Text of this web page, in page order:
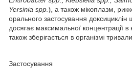
Yersinia spp. ), а також мікоплазм,
орального застосування доксициклін
досягає максимальної концентрації в
також зберігається в організмі
Застосування